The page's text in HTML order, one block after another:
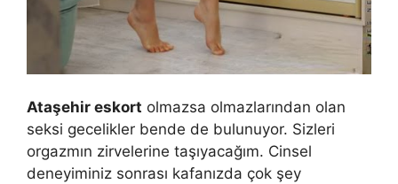
Ataşehir eskort olmazsa olmazlarından olan
seksi gecelikler bende de bulunuyor. Sizleri
orgazmın zirvelerine taşıyacağım. Cinsel
deneyiminiz sonrası kafanızda çok şey